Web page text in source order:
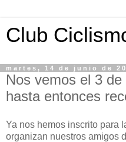
Club
martes, 14 de junio de
Nos vemos el 3
hasta entonces
Ya nos hemos inscrito para
organizan nuestros amigos